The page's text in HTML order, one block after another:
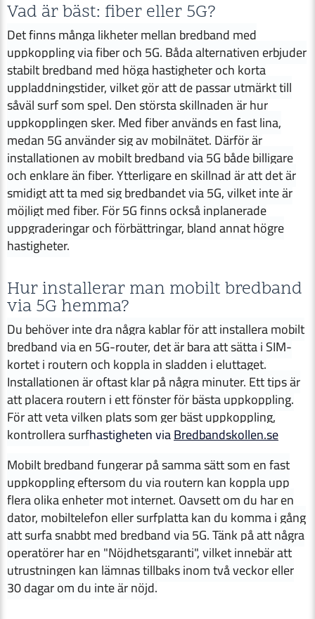
Vad är bäst: fiber eller 5G?
Det finns många likheter mellan bredband med
uppkoppling via fiber och 5G. Båda alternativen erbjuder
stabilt bredband med höga hastigheter och korta
uppladdningstider, vilket gör att de passar utmärkt till
såväl surf som spel. Den största skillnaden är hur
uppkopplingen sker. Med fiber används en fast lina,
medan 5G använder sig av mobilnätet. Därför är
installationen av mobilt bredband via 5G både billigare
och enklare än fiber. Ytterligare en skillnad är att det är
smidigt att ta med sig bredbandet via 5G, vilket inte är
möjligt med fiber. För 5G finns också inplanerade
uppgraderingar och förbättringar, bland annat högre
hastigheter.
Hur installerar man mobilt bredband
via 5G hemma?
Du behöver inte dra några kablar för att installera mobilt
bredband via en 5G-router, det är bara att sätta i SIM-
kortet i routern och koppla in sladden i eluttaget.
Installationen är oftast klar på några minuter. Ett tips är
att placera routern i ett fönster för bästa uppkoppling.
För att veta vilken plats som ger bäst uppkoppling,
kontrollera surfhastigheten viaBredbandskollen.se
Mobilt bredband fungerar på samma sätt som en fast
uppkoppling eftersom du via routern kan koppla upp
flera olika enheter mot internet. Oavsett om du har en
dator, mobiltelefon eller surfplatta kan du komma i gång
att surfa snabbt med bredband via 5G. Tänk på att några
operatörer har en "Nöjdhetsgaranti", vilket innebär att
utrustningen kan lämnas tillbaks inom två veckor eller
30 dagar om du inte är nöjd.